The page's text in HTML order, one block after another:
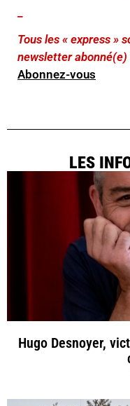
Tous les « express »
newsletter abonné(e)
Abonnez-vous
LES
Hugo Desnoyer,